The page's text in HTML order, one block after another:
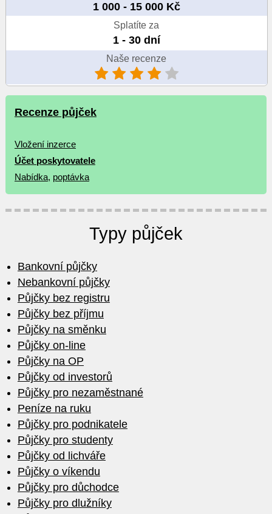
1 000 - 15 000 Kč
Splatíte za
1 - 30 dní
Naše recenze
Recenze půjček
Vložení inzerce
Účet poskytovatele
Nabídka, poptávka
Typy půjček
Bankovní půjčky
Nebankovní půjčky
Půjčky bez registru
Půjčky bez příjmu
Půjčky na směnku
Půjčky on-line
Půjčky na OP
Půjčky od investorů
Půjčky pro nezaměstnané
Peníze na ruku
Půjčky pro podnikatele
Půjčky pro studenty
Půjčky od lichváře
Půjčky o víkendu
Půjčky pro důchodce
Půjčky pro dlužníky